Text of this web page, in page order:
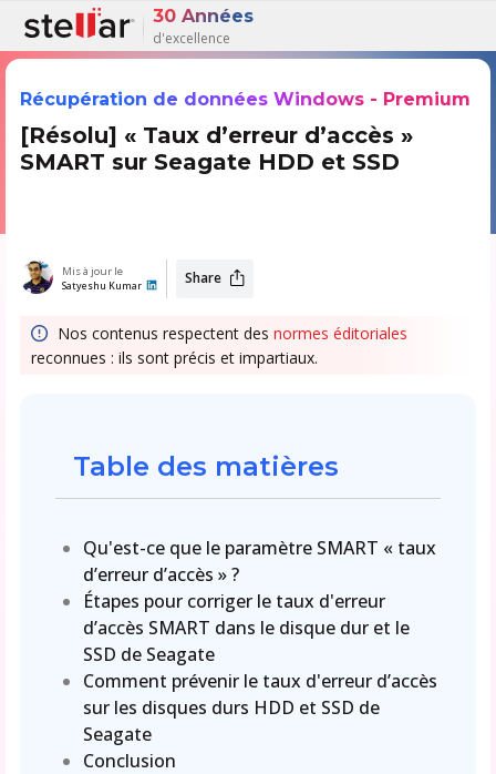
30 Années
d'excellence
Récupération de données Windows - Premium
[Résolu] « Taux d’erreur d’accès »
SMART sur Seagate HDD et SSD
Mis à jour le
Satyeshu Kumar Share
Nos contenus respectent des normes éditoriales
reconnues : ils sont précis et impartiaux.
Table des matières
Qu'est-ce que le paramètre SMART « taux
d’erreur d’accès » ?
Étapes pour corriger le taux d'erreur
d’accès SMART dans le disque dur et le
SSD de Seagate
Comment prévenir le taux d'erreur d’accès
sur les disques durs HDD et SSD de
Seagate
Conclusion